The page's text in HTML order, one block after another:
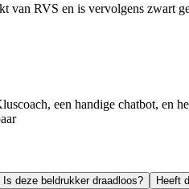
RVS en is vervolgens zwart
een handige chatbot, en
Is deze beldrukker draadloos? Heeft